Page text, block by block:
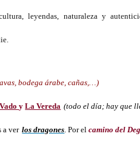
de
leyendas, naturaleza y
bodega árabe, cañas,…)
yLa Vereda (todo el día; hay que
a ver los dragones. Por elcamino del